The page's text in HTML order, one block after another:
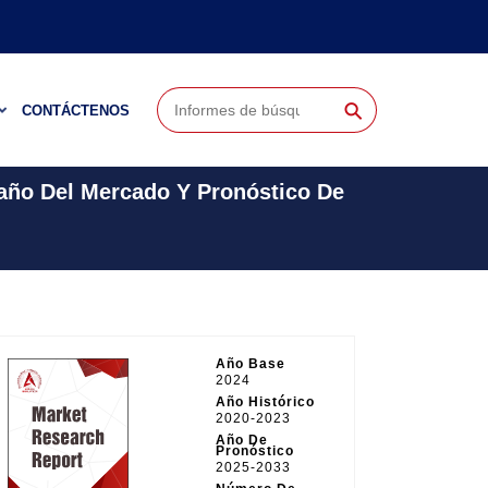
CONTÁCTENOS ⚲
Del Mercado Y Pronóstico De
Año Base
2024
Año Histórico
2020-2023
Año De
Pronóstico
2025-2033